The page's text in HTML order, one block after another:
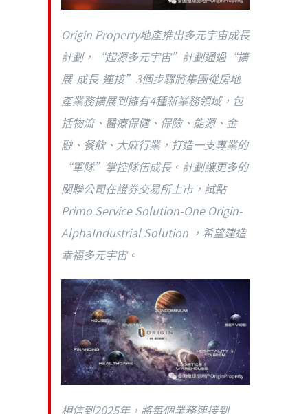
Origin Property地產推出多元宇宙成長
計劃，“起源多元宇宙”計劃通過“擴
展-成長-連接”3個步驟將集團從房地
產業務擴展到擁有4種新業務領域，包
括物流、醫療保健、保險、能源、金
融、餐飲、大麻行業，打造一支專業的
“軍隊”掌控隊伍成長。計劃讓更多的
關聯公司在證券交易所上市，試點
Primo Service Solution-One Origin-
AlphaIndustrial Solution ，希望建造
幸福多元宇宙。
相信到2025年，將每個業務連接到